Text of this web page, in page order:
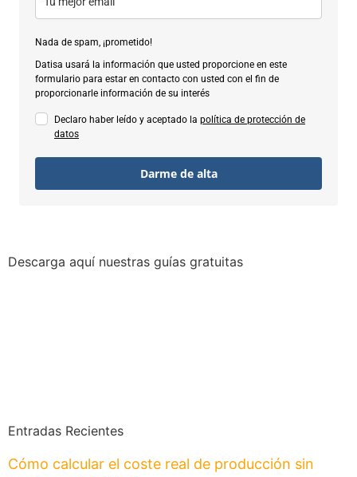
Nada de spam, ¡prometido!
Datisa usará la información que usted proporcione en este
formulario para estar en contacto con usted con el fin de
proporcionarle información de su interés
Declaro haber leído y aceptado la política de protección de
datos
Darme de alta
Descarga aquí nuestras guías gratuitas
Entradas Recientes
Cómo calcular el coste real de producción sin